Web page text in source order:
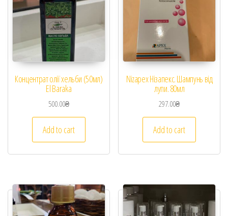
Концентрат олії хельби (50мл)
El Baraka
500.00₴
Add to cart
Nizapex Нізапекс. Шампунь від
лупи. 80мл
297.00₴
Add to cart